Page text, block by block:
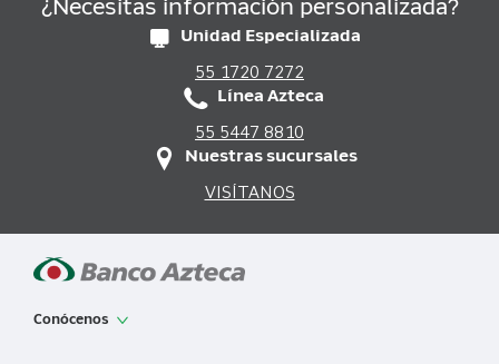
¿Necesitas información personalizada?
Unidad Especializada
55 1720 7272
Línea Azteca
55 5447 8810
Nuestras sucursales
VISÍTANOS
Conócenos